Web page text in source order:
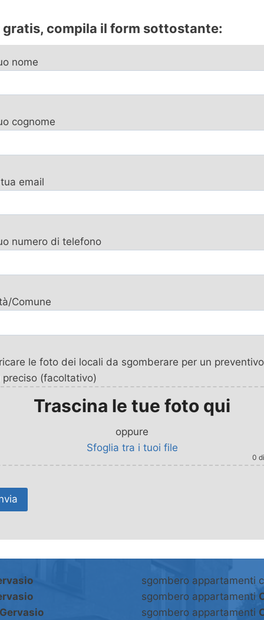
compila il form sottostante:
nome
cognome
email
numero di telefono
Comune
le foto dei locali da sgomberare per un preventivo
preciso (facoltativo)
Trascina le tue foto qui
oppure
Sfoglia tra i tuoi file
0
sgombero appartamenti
sgombero appartamenti
sgombero appartamenti